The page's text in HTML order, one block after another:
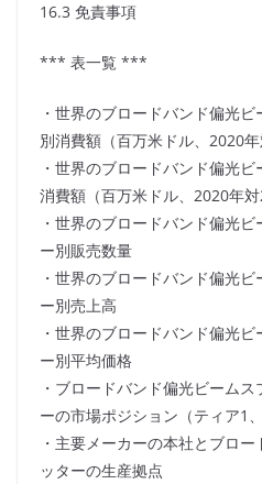
16.3 免責事項
*** 表一覧 ***
・世界のブロードバンド偏光
別消費額（百万米ドル、2020年
・世界のブロードバンド偏光
消費額（百万米ドル、2020年対
・世界のブロードバンド偏光
ー別販売数量
・世界のブロードバンド偏光
ー別売上高
・世界のブロードバンド偏光
ー別平均価格
・ブロードバンド偏光ビーム
ーの市場ポジション（ティア1
・主要メーカーの本社とブロ
ッターの生産拠点